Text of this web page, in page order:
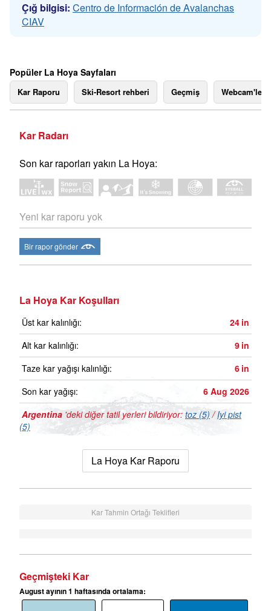
Çığ bilgisi: Centro de Información de Avalanchas
CIAV
Popüler La Hoya Sayfaları
Kar Raporu Ski-Resort rehberi Geçmiş Webcam'ler
Kar Radarı
Son kar raporları yakın La Hoya:
Yeni kar raporu yok
Bir rapor gönder
La Hoya Kar Koşulları
Üst kar kalınlığı: 24 in
Alt kar kalınlığı:
9 in
Taze kar yağışı kalınlığı:
6 in
Son kar yağışı:
6 Aug 2026
Argentina 'deki diğer tatil yerleri bildiriyor: toz (5) /Iyi pist
(5)
La Hoya Kar Raporu
Kar Tahmin Ortağı Teklifleri
Geçmişteki Kar
August ayının 1 haftasında ortalama: